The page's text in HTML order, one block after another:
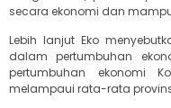
secara ekonomi dan
Lebih lanjut Eko
dalam pertumbuhan
pertumbuhan ekonomi
melampaui rata-rata